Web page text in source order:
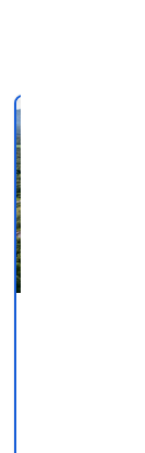
tuoi preferiti